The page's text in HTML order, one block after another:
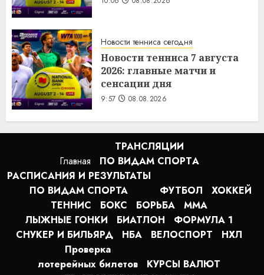
Новости тенниса сегодня
Новости тенниса 7 августа
2026: главные матчи и
сенсации дня
9:57 08.08.2026
Главная
ТРАНСЛЯЦИИ
ПО ВИДАМ СПОРТA
РАСПИСАНИЯ И РЕЗУЛЬТАТЫ
ПО ВИДАМ СПОРТА
ФУТБОЛ
ХОККЕЙ
ТЕННИС
БОКС БОРЬБА
MMA
ЛЫЖНЫЕ ГОНКИ
БИАТЛОН
ФОРМУЛА 1
СНУКЕР И БИЛЬЯРД
НБА ВЕЛОСПОРТ
НХЛ
Проверка
лотерейных билетов
КУРСЫ ВАЛЮТ